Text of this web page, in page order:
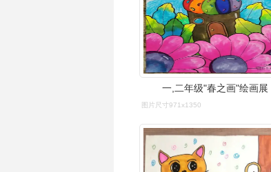
一,二年级"春之画"绘画展
图片尺寸971x1350